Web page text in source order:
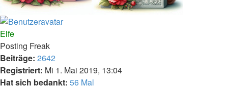
Nach
oben
Elfe
Posting Freak
Beiträge: 2642
Registriert: Mi 1. Mai 2019, 13:04
Hat sich bedankt: 56 Mal